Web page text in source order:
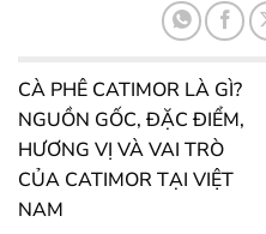
CÀ PHÊ CATIMOR LÀ GÌ?
NGUỒN GỐC, ĐẶC ĐIỂM,
HƯƠNG VỊ VÀ VAI TRÒ
CỦA CATIMOR TẠI VIỆT
NAM